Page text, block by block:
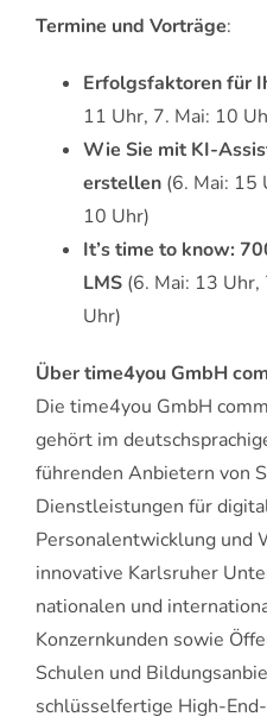
Termine und Vorträge:
Erfolgsfaktoren für
11 Uhr, 7. Mai: 10
Wie Sie mit KI-
erstellen (6. Mai: 15
10 Uhr)
It’s time to know:
LMS (6. Mai: 13
Uhr)
Über time4you GmbH
Die time4you GmbH
gehört im
führenden Anbietern von
Dienstleistungen für
Personalentwicklung und
innovative Karlsruher
nationalen und
Konzernkunden sowie
Schulen und
schlüsselfertige High-